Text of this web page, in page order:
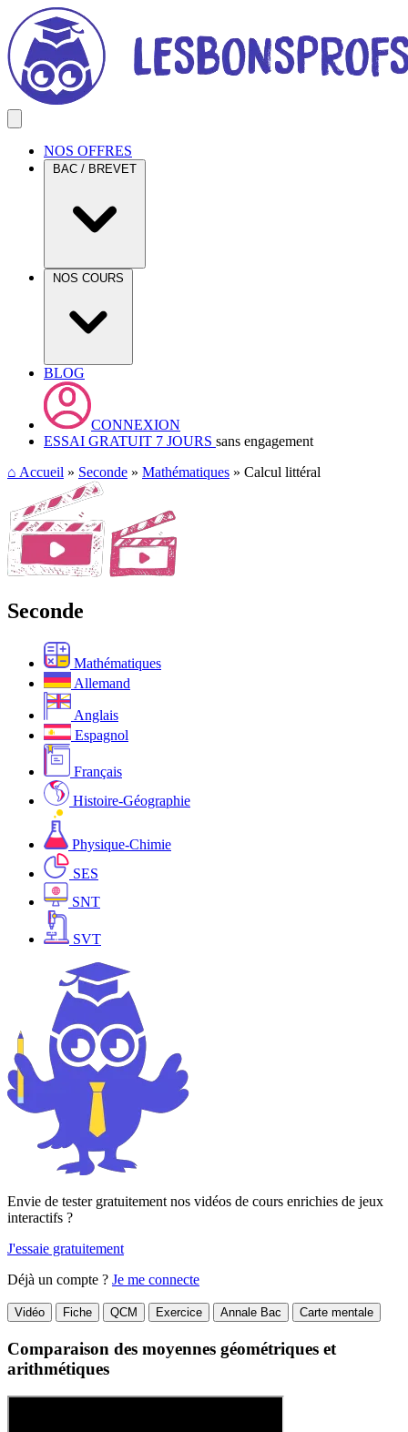
NOS OFFRES
BAC / BREVET
NOS COURS
BLOG
CONNEXION
ESSAI GRATUIT 7 JOURS sans engagement
⌂ Accueil » Seconde » Mathématiques » Calcul littéral
Seconde
Mathématiques
Allemand
Anglais
Espagnol
Français
Histoire-Géographie
Physique-Chimie
SES
SNT
SVT
Envie de tester gratuitement nos vidéos de cours enrichies de jeux
interactifs ?
J'essaie gratuitement
Déjà un compte ? Je me connecte
Vidéo Fiche QCM Exercice Annale Bac Carte mentale
Comparaison des moyennes géométriques et
arithmétiques